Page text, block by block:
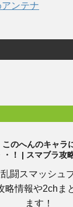
ンテナ
このへんのキャラ
・！ | スマブラ攻
闘スマッシュ
略情報や2chま
ます！